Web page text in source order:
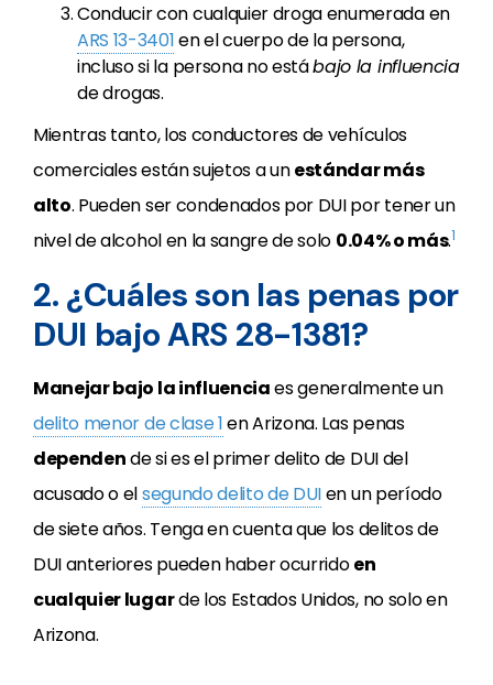
Conducir con cualquier droga enumerada en
ARS 13-3401en el cuerpo de la persona,
incluso si la persona no estábajo la influencia
de drogas.
Mientras tanto, los conductores de vehículos
comerciales están sujetos a unestándar más
alto. Pueden ser condenados por DUI por tener un
nivel de alcohol en la sangre de solo 0.04% o más.1
2. ¿Cuáles son las penas por
DUI bajo ARS 28-1381?
Manejar bajo la influenciaes generalmente un
delito menor de clase 1en Arizona. Las penas
dependende si es el primer delito de DUI del
acusado o elsegundo delito de DUIen un período
de siete años. Tenga en cuenta que los delitos de
DUI anteriores pueden haber ocurridoen
cualquier lugarde los Estados Unidos, no solo en
Arizona.